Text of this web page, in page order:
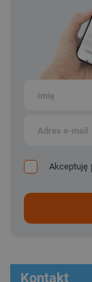
Akceptuję
Kontakt